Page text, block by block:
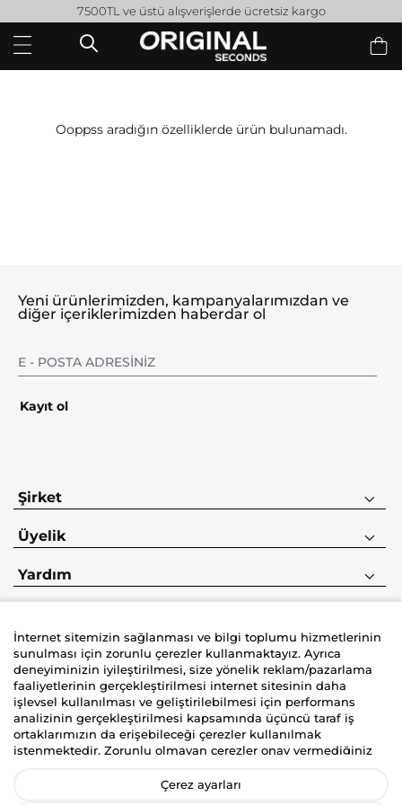
7500TL ve üstü alışverişlerde ücretsiz kargo
Ooppss aradığın özelliklerde ürün bulunamadı.
Şirket
Üyelik
Yardım
Yeni ürünlerimizden, kampanyalarımızdan ve
diğer içeriklerimizden haberdar ol
Kayıt ol
İyzico korumalı güvenli alışveriş deneyimi
İnternet sitemizin sağlanması ve bilgi toplumu hizmetlerinin
sunulması için zorunlu çerezler kullanmaktayız. Ayrıca
deneyiminizin iyileştirilmesi, size yönelik reklam/pazarlama
faaliyetlerinin gerçekleştirilmesi internet sitesinin daha
işlevsel kullanılması ve geliştirilebilmesi için performans
analizinin gerçekleştirilmesi kapsamında üçüncü taraf iş
ortaklarımızın da erişebileceği çerezler kullanılmak
istenmektedir. Zorunlu olmayan çerezler onay vermediğiniz
yönelik reklam/pazarlama faaliyetlerinin gerçekleştirilmesi,
Çerez ayarları